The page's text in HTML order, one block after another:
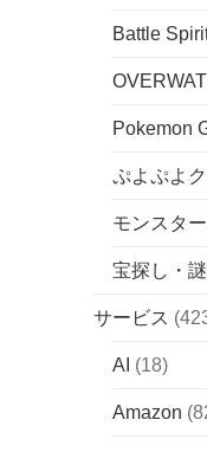
Battle
Pokemon
ぷよぷよ
モンスタ
宝探し・
サービス
AI (18)
Amazon